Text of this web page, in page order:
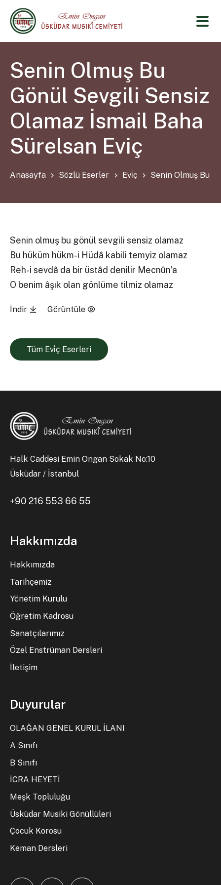
Senin Olmuş Bu
Gönül Sevgili Sensiz
Olamaz İsmail Baha
Sürelsan Eviç
Anasayfa Sözlü Eserler Evi̇ç Senin Olmuş Bu
Senin olmuş bu gönül sevgili sensiz olamaz
Bu hüküm hükm-i Hüdâ kabili temyiz olamaz
Reh-i sevdâ da bir üstâd denilir Mecnûn’a
O benim âşık olan gönlüme tilmiz olamaz
İndir Görüntüle
Tüm Evi̇ç Eserleri
Halk Caddesi Emin Ongan Sokak No:10
Üsküdar / İstanbul
+90 216 553 66 55
Hakkımızda
Hakkımızda
Tarihçemiz
Yönetim Kurulu
Öğretim Kadrosu
Sanatçılarımız
Özel Enstrüman Dersleri
İletişim
Duyurular
OLAĞAN GENEL KURUL İLANI
A Sınıfı
B Sınıfı
İCRA HEYETİ
Meşk Topluluğu
Üsküdar Musiki Gönüllüleri
Çocuk Korosu
Keman Dersleri